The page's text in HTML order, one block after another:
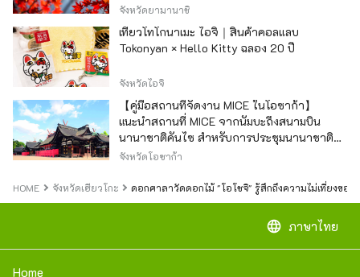
จังหวัดยามานาชิ
เที่ยวโทโกนาเมะ ไอจิ｜สินค้าคอลแลบ
Tokonyan × Hello Kitty ฉลอง 20 ปี
จังหวัดไอจิ
【คู่มือสถานที่จัดงาน MICE ในโอซาก้า】
แนะนำสถานที่ MICE จากนัมบะถึงสนามบิน
นานาชาติคันไซ สำหรับการประชุมนานาชาติ
และกิจกรรมองค์กร
จังหวัดโอซาก้า
HOME จังหวัดเฮียวโกะ ดอกศาลาวัดดอกไม้ "โอโชจิ" รู้สึกถึงความไม่เที่ยงขอ
language ภาษาไทย
Home